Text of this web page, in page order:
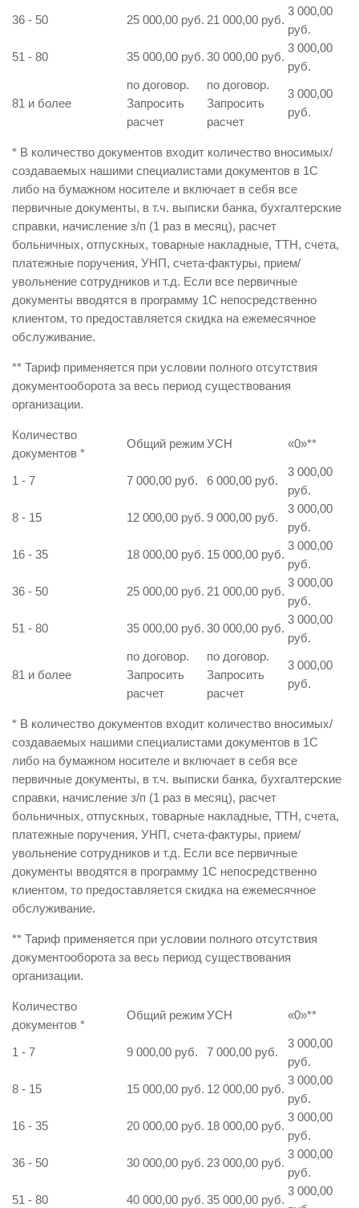
36 - 50
25 000,00 руб. 21 000,00 руб.
3 000,00
руб.
51 - 80
35 000,00 руб. 30 000,00 руб.
3 000,00
руб.
81 и более
по договор.
Запросить
расчет
по договор.
Запросить
расчет
3 000,00
руб.
* В количество документов входит количество вносимых/
создаваемых нашими специалистами документов в 1С
либо на бумажном носителе и включает в себя все
первичные документы, в т.ч. выписки банка, бухгалтерские
справки, начисление з/п (1 раз в месяц), расчет
больничных, отпускных, товарные накладные, ТТН, счета,
платежные поручения, УНП, счета-фактуры, прием/
увольнение сотрудников и т.д. Если все первичные
документы вводятся в программу 1С непосредственно
клиентом, то предоставляется скидка на ежемесячное
обслуживание.
** Тариф применяется при условии полного отсутствия
документооборота за весь период существования
организации.
Количество
документов *
Общий режимУСН «0»**
1 - 7 7 000,00 руб. 6 000,00 руб.
3 000,00
руб.
8 - 15
12 000,00 руб. 9 000,00 руб.
3 000,00
руб.
16 - 35
18 000,00 руб. 15 000,00 руб.
3 000,00
руб.
36 - 50
25 000,00 руб. 21 000,00 руб.
3 000,00
руб.
51 - 80
35 000,00 руб. 30 000,00 руб.
3 000,00
руб.
81 и более
по договор.
Запросить
расчет
по договор.
Запросить
расчет
3 000,00
руб.
* В количество документов входит количество вносимых/
создаваемых нашими специалистами документов в 1С
либо на бумажном носителе и включает в себя все
первичные документы, в т.ч. выписки банка, бухгалтерские
справки, начисление з/п (1 раз в месяц), расчет
больничных, отпускных, товарные накладные, ТТН, счета,
платежные поручения, УНП, счета-фактуры, прием/
увольнение сотрудников и т.д. Если все первичные
документы вводятся в программу 1С непосредственно
клиентом, то предоставляется скидка на ежемесячное
обслуживание.
** Тариф применяется при условии полного отсутствия
документооборота за весь период существования
организации.
Количество
документов *
Общий режимУСН «0»**
1 - 7 9 000,00 руб. 7 000,00 руб.
3 000,00
руб.
8 - 15
15 000,00 руб. 12 000,00 руб.
3 000,00
руб.
16 - 35
20 000,00 руб. 18 000,00 руб.
3 000,00
руб.
36 - 50
30 000,00 руб. 23 000,00 руб.
3 000,00
руб.
51 - 80
40 000,00 руб. 35 000,00 руб.
3 000,00